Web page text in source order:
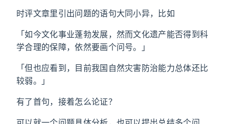
时评文章里引出问题的语句大同小异，比如
「如今文化事业蓬勃发展，然而文化遗产能否得到科
学合理的保障，依然要画个问号。」
「但也应看到，目前我国自然灾害防治能力总体还比
较弱。」
有了首句，接着怎么论证？